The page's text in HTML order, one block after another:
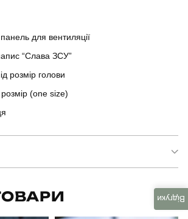
для вентиляції
“Слава ЗСУ”
розмір голови
(one size)
pobedov cap mesh слава зсу
Відгуки